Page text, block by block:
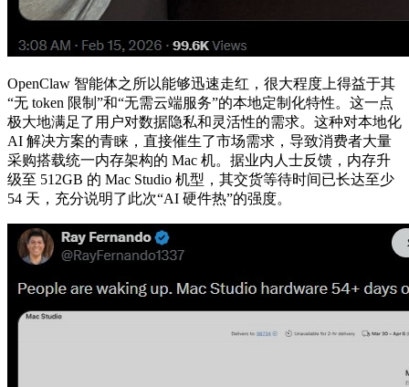
OpenClaw 智能体之所以能够迅速走红，很大程度上得益于其
“无 token 限制”和“无需云端服务”的本地定制化特性。这一点
极大地满足了用户对数据隐私和灵活性的需求。这种对本地化
AI 解决方案的青睐，直接催生了市场需求，导致消费者大量
采购搭载统一内存架构的 Mac 机。据业内人士反馈，内存升
级至 512GB 的 Mac Studio 机型，其交货等待时间已长达至少
54 天，充分说明了此次“AI 硬件热”的强度。